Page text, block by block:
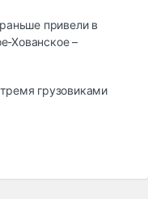
привели в
Хованское –
грузовиками